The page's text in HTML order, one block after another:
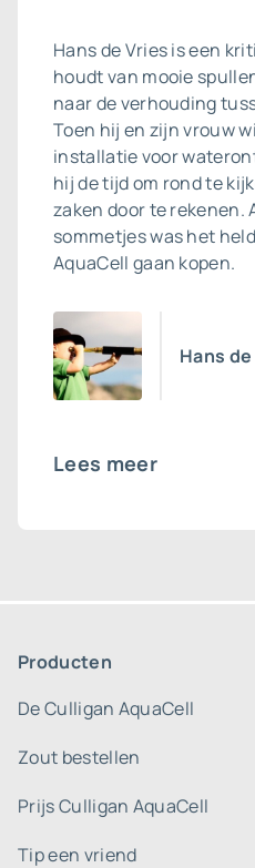
Hans de Vries is een
houdt van mooie
naar de verhouding
Toen hij en zijn vrouw
installatie voor
hij de tijd om rond te
zaken door te rekenen.
sommetjes was het
AquaCell gaan kopen.
Hans
Lees meer
Producten
De Culligan AquaCell
Zout bestellen
Prijs Culligan AquaCell
Tip een vriend